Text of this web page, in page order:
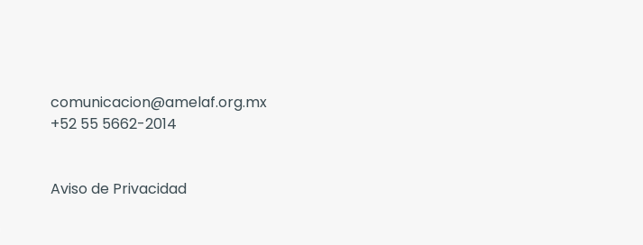
comunicacion@amelaf.org.mx
+52 55 5662-2014
Aviso de Privacidad